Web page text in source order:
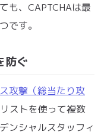
も、CAPTCHAは最
です。
防ぐ
攻撃（総当たり攻
ストを使って複数
ンシャルスタッフィ